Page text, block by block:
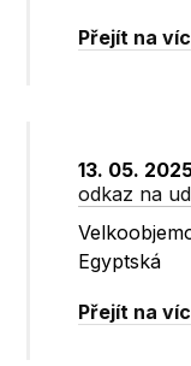
Přejít na
13. 05.
odkaz na
Egyptská
Přejít na